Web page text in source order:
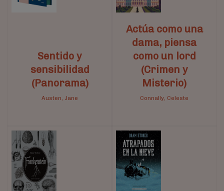
Sentido y
sensibilidad
(Panorama)
Austen, Jane
Actúa como una
dama, piensa
como un lord
(Crimen y
Misterio)
Connally, Celeste